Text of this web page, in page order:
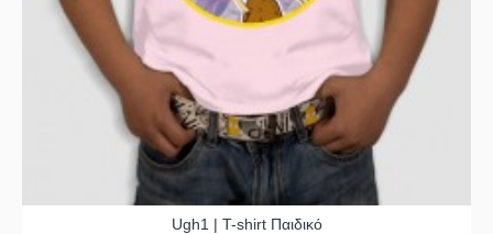
Ugh1 | T-shirt Παιδικό